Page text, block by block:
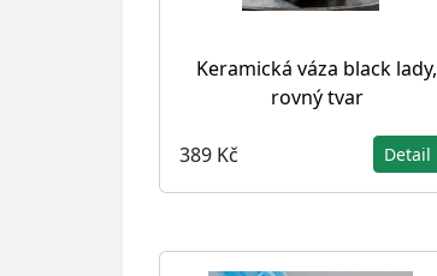
Keramická váza black lady,
rovný tvar
389 Kč Detail